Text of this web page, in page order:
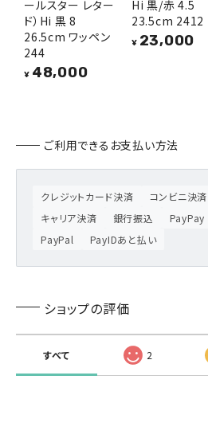
ールスター レター
ド）Hi 黒 8
26.5cm ワッペン
244
¥ 48,000
Hi 黒/赤 4.5
23.5cm 2412
¥ 23,000
ご利用できるお支払い方法
クレジットカード決済
コンビニ決
キャリア決済
銀行振込 PayPay
PayPal
PayIDあと払い
ショップの評価
すべて 2